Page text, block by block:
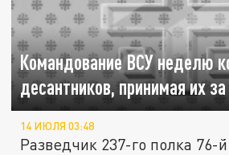
Командование ВСУ неделю
десантников, принимая их
14 ИЮЛЯ 03:48
Разведчик 237-го полка